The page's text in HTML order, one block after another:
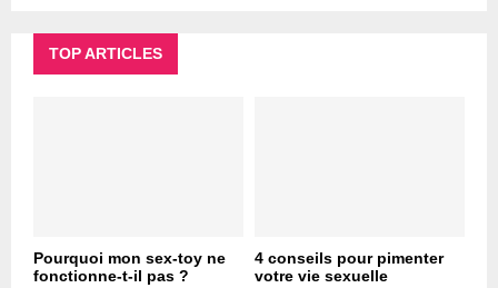
TOP ARTICLES
Pourquoi mon sex-toy ne
fonctionne-t-il pas ?
4 conseils pour pimenter
votre vie sexuelle